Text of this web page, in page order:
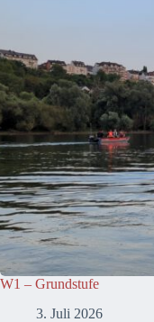
W1 – Grundstufe
3. Juli 2026